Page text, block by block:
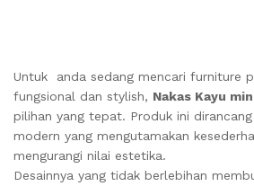
Untuk anda sedang mencari furniture
fungsional dan stylish, Nakas Kayu
pilihan yang tepat. Produk ini
modern yang mengutamakan
mengurangi nilai estetika.
Desainnya yang tidak berlebihan